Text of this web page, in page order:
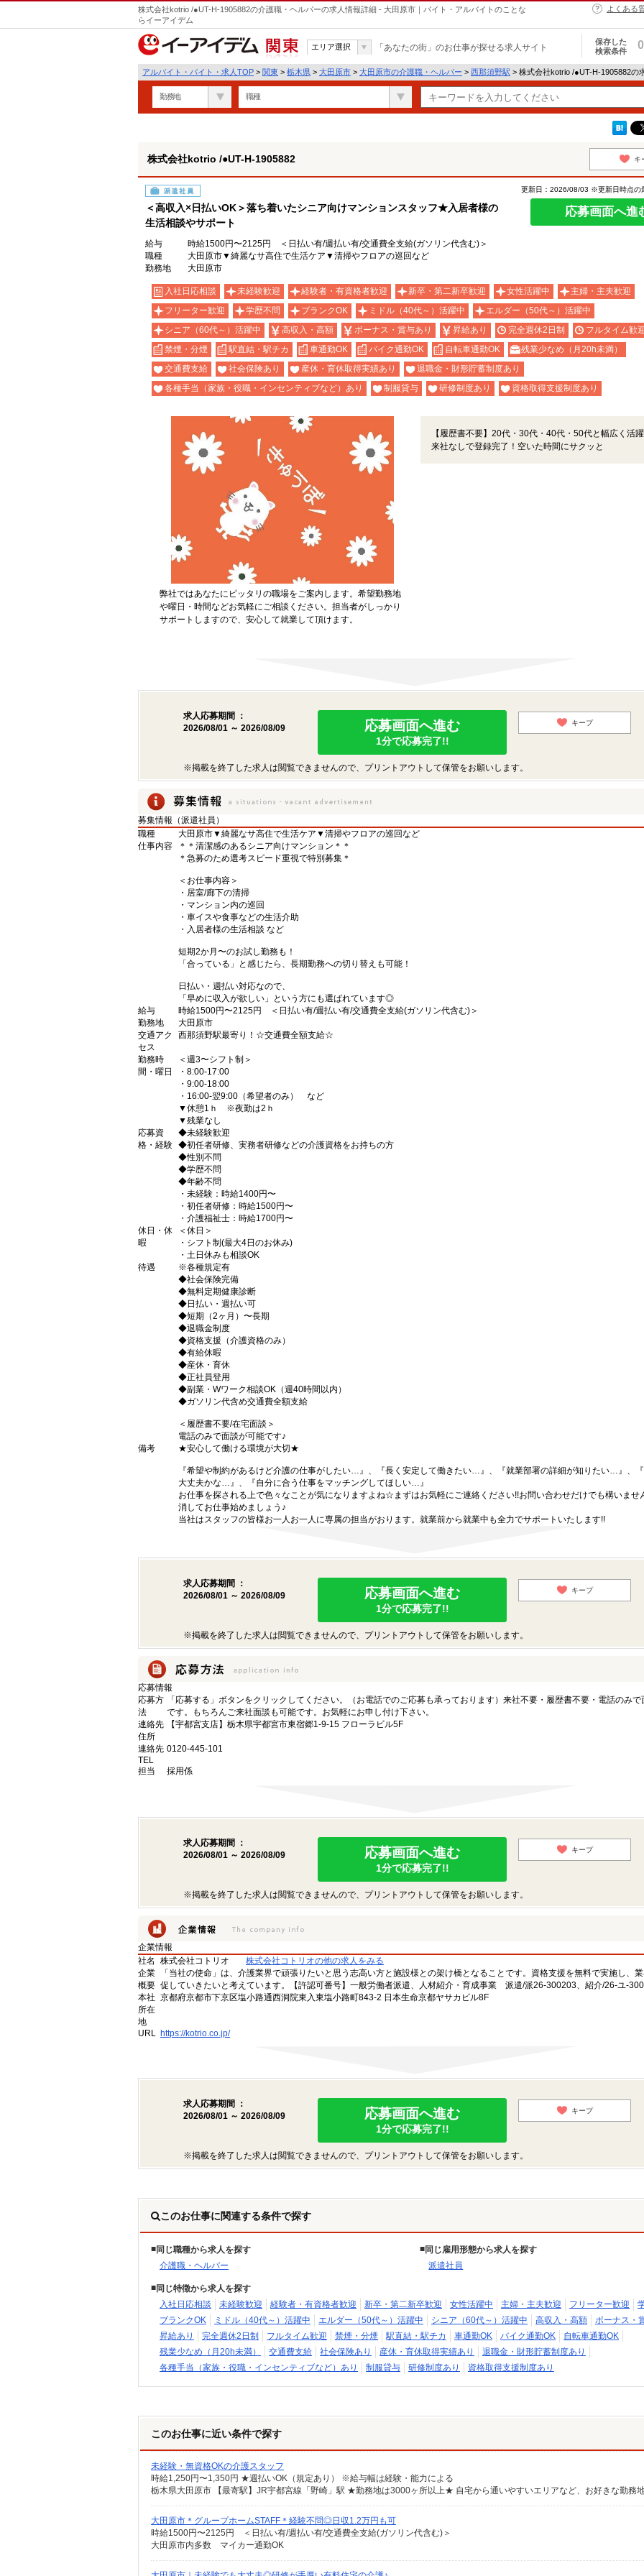
株式会社kotrio /●UT-H-1905882の介護職・ヘルパーの求人情報詳細 - 大田原市｜バイト・アルバイトのことな
らイーアイデム
よくある
関東
エリア選択 「あなたの街」のお仕事が探せる求人サイト
保存した
検索条件
0
アルバイト・バイト・求人TOP > 関東 > 栃木県 > 大田原市 > 大田原市の介護職・ヘルパー > 西那須野駅 > 株式会社kotrio /●UT-H-1905882の
勤務地 職種
株式会社kotrio /●UT-H-1905882 キ
派遣社員
＜高収入×日払いOK＞落ち着いたシニア向けマンションスタッフ★入居者様の
生活相談やサポート
更新日：2026/08/03 ※更新日時点の
応募画面へ進
給与
時給1500円〜2125円 ＜日払い有/週払い有/交通費全支給(ガソリン代含む)＞
職種
大田原市▼綺麗なサ高住で生活ケア▼清掃やフロアの巡回など
勤務地
大田原市
入社日応相談 未経験歓迎 経験者・有資格者歓迎 新卒・第二新卒歓迎 女性活躍中
主婦・主夫歓迎
フリーター歓迎
学歴不問 ブランクOK ミドル（40代～）活躍中
エルダー（50代～）活躍中
シニア（60代～）活躍中
高収入・高額 ボーナス・賞与あり 昇給あり 完全週休2日制
フルタイム歓
禁煙・分煙
駅直結・駅チカ 車通勤OK バイク通勤OK 自転車通勤OK
残業少なめ（月20h未満）
交通費支給
社会保険あり 産休・育休取得実績あり
退職金・財形貯蓄制度あり
各種手当（家族・役職・インセンティブなど）あり
制服貸与 研修制度あり 資格取得支援制度あり
弊社ではあなたにピッタリの職場をご案内します。希望勤務地
や曜日・時間などお気軽にご相談ください。担当者がしっかり
サポートしますので、安心して就業して頂けます。
【履歴書不要】20代・30代・40代・50代と幅広く活躍
来社なしで登録完了！空いた時間にサクッと
求人応募期間 ：
2026/08/01 ～ 2026/08/09
応募画面へ進む
1分で応募完了!!
キープ
※掲載を終了した求人は閲覧できませんので、プリントアウトして保管をお願いします。
募集情報（派遣社員）
職種
大田原市▼綺麗なサ高住で生活ケア▼清掃やフロアの巡回など
仕事内容
＊＊清潔感のあるシニア向けマンション＊＊
＊急募のため選考スピード重視で特別募集＊
＜お仕事内容＞
・居室/廊下の清掃
・マンション内の巡回
・車イスや食事などの生活介助
・入居者様の生活相談 など
短期2か月〜のお試し勤務も！
「合っている」と感じたら、長期勤務への切り替えも可能！
日払い・週払い対応なので、
「早めに収入が欲しい」という方にも選ばれています◎
給与
時給1500円〜2125円 ＜日払い有/週払い有/交通費全支給(ガソリン代含む)＞
勤務地
大田原市
交通アク
セス
西那須野駅最寄り！☆交通費全額支給☆
勤務時
間・曜日
＜週3〜シフト制＞
・8:00-17:00
・9:00-18:00
・16:00-翌9:00（希望者のみ） など
▼休憩1ｈ ※夜勤は2ｈ
▼残業なし
応募資
格・経験
◆未経験歓迎
◆初任者研修、実務者研修などの介護資格をお持ちの方
◆性別不問
◆学歴不問
◆年齢不問
・未経験：時給1400円〜
・初任者研修：時給1500円〜
・介護福祉士：時給1700円〜
休日・休
暇
＜休日＞
・シフト制(最大4日のお休み)
・土日休みも相談OK
待遇
※各種規定有
◆社会保険完備
◆無料定期健康診断
◆日払い・週払い可
◆短期（2ヶ月）〜長期
◆退職金制度
◆資格支援（介護資格のみ）
◆有給休暇
◆産休・育休
◆正社員登用
◆副業・Wワーク相談OK（週40時間以内）
◆ガソリン代含め交通費全額支給
＜履歴書不要/在宅面談＞
電話のみで面談が可能です♪
備考
★安心して働ける環境が大切★
『希望や制約があるけど介護の仕事がしたい…』、『長く安定して働きたい…』、『就業部署の詳細が知りたい…』、
大丈夫かな…』、『自分に合う仕事をマッチングしてほしい…』
お仕事を探される上で色々なことが気になりますよね☆まずはお気軽にご連絡ください!!お問い合わせだけでも構いませ
消してお仕事始めましょう♪
当社はスタッフの皆様お一人お一人に専属の担当がおります。就業前から就業中も全力でサポートいたします!!
求人応募期間 ：
2026/08/01 ～ 2026/08/09
応募画面へ進む
1分で応募完了!!
キープ
※掲載を終了した求人は閲覧できませんので、プリントアウトして保管をお願いします。
応募情報
応募方
法
「応募する」ボタンをクリックしてください。（お電話でのご応募も承っております）来社不要・履歴書不要・電話のみで
です。もちろんご来社面談も可能です。お気軽にお申し付け下さい。
連絡先
住所
【宇都宮支店】栃木県宇都宮市東宿郷1-9-15 フローラビル5F
連絡先
TEL
0120-445-101
担当 採用係
求人応募期間 ：
2026/08/01 ～ 2026/08/09
応募画面へ進む
1分で応募完了!!
キープ
※掲載を終了した求人は閲覧できませんので、プリントアウトして保管をお願いします。
企業情報
社名
株式会社コトリオ
株式会社コトリオの他の求人をみる
企業
概要
「当社の使命」は、介護業界で頑張りたいと思う志高い方と施設様との架け橋となることです。資格支援を無料で実施し、
促していきたいと考えています。【許認可番号】一般労働者派遣、人材紹介・育成事業 派遣/派26-300203、紹介/26-ユ-
本社
所在
地
京都府京都市下京区塩小路通西洞院東入東塩小路町843-2 日本生命京都ヤサカビル8F
URL https://kotrio.co.jp/
求人応募期間 ：
2026/08/01 ～ 2026/08/09
応募画面へ進む
1分で応募完了!!
キープ
※掲載を終了した求人は閲覧できませんので、プリントアウトして保管をお願いします。
このお仕事に関連する条件で探す
同じ職種から求人を探す
介護職・ヘルパー
同じ雇用形態から求人を探す
派遣社員
同じ特徴から求人を探す
入社日応相談
未経験歓迎 経験者・有資格者歓迎 新卒・第二新卒歓迎 女性活躍中 主婦・主夫歓迎 フリーター歓迎
ブランクOK
ミドル（40代～）活躍中 エルダー（50代～）活躍中 シニア（60代～）活躍中 高収入・高額
ボーナス・
昇給あり
完全週休2日制 フルタイム歓迎 禁煙・分煙 駅直結・駅チカ 車通勤OK バイク通勤OK
自転車通勤OK
残業少なめ（月20h未満）
交通費支給 社会保険あり 産休・育休取得実績あり
退職金・財形貯蓄制度あり
各種手当（家族・役職・インセンティブなど）あり
制服貸与 研修制度あり 資格取得支援制度あり
このお仕事に近い条件で探す
未経験・無資格OKの介護スタッフ
時給1,250円〜1,350円 ★週払いOK（規定あり） ※給与幅は経験・能力による
大田原市＊グループホームSTAFF＊経験不問◎日収1.2万円も可
時給1500円〜2125円 ＜日払い有/週払い有/交通費全支給(ガソリン代含む)＞
大田原市内多数 マイカー通勤OK